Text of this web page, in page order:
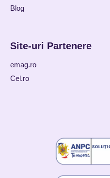
Blog
Site-uri Partenere
emag.ro
Cel.ro